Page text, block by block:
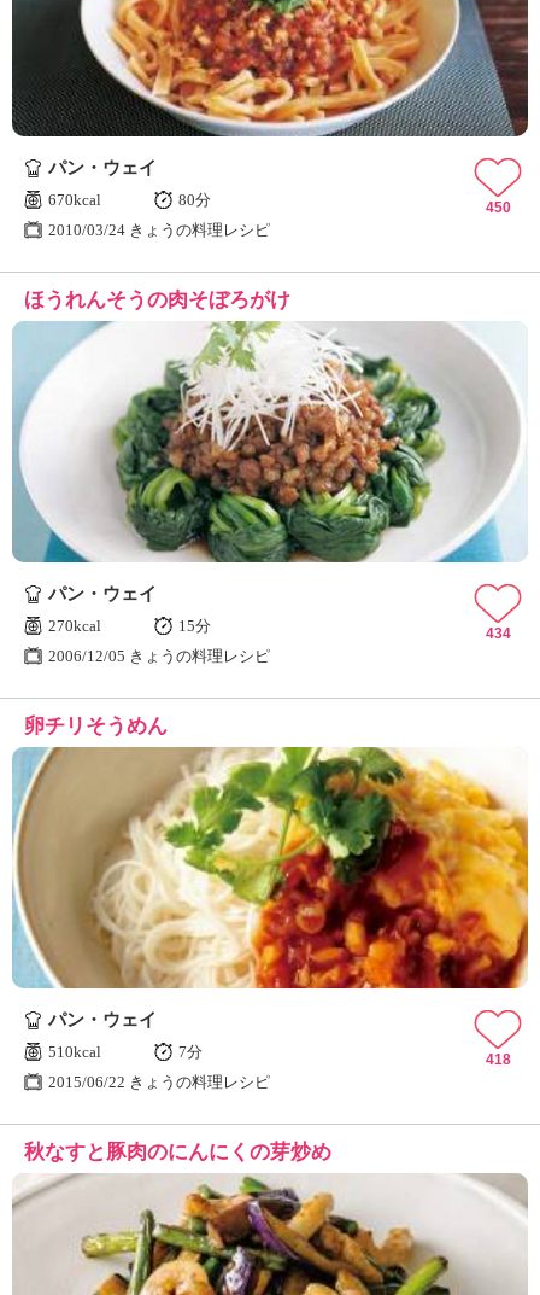
パン・ウェイ
670kcal
80分
2010/03/24 きょうの料理レシピ
450
ほうれんそうの肉そぼろがけ
パン・ウェイ
270kcal
15分
2006/12/05 きょうの料理レシピ
434
卵チリそうめん
パン・ウェイ
510kcal
7分
2015/06/22 きょうの料理レシピ
418
秋なすと豚肉のにんにくの芽炒め